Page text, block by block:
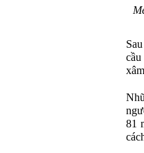
81